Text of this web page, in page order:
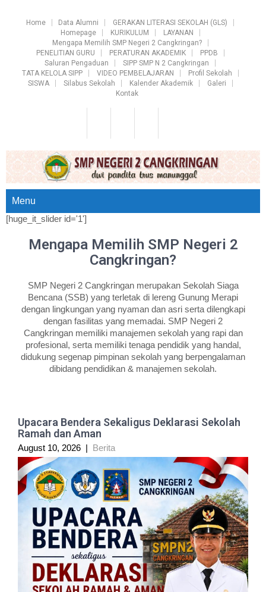
Home Data Alumni
GERAKAN LITERASI SEKOLAH (GLS)
Homepage
KURIKULUM
LAYANAN
Mengapa Memilih SMP Negeri 2 Cangkringan?
PENELITIAN GURU
PERATURAN AKADEMIK
PPDB
Saluran Pengaduan
SIPP SMP N 2 Cangkringan
TATA KELOLA SIPP
VIDEO PEMBELAJARAN
Profil Sekolah
SISWA
Silabus Sekolah Kalender Akademik
Galeri
Kontak
Menu
[huge_it_slider id='1']
Mengapa Memilih SMP Negeri 2
Cangkringan?
SMP Negeri 2 Cangkringan merupakan Sekolah Siaga
Bencana (SSB) yang terletak di lereng Gunung Merapi
dengan lingkungan yang nyaman dan asri serta dilengkapi
dengan fasilitas yang memadai. SMP Negeri 2
Cangkringan memiliki manajemen sekolah yang rapi dan
profesional, serta memiliki tenaga pendidik yang handal,
didukung segenap pimpinan sekolah yang berpengalaman
dibidang pendidikan & manajemen sekolah.
Upacara Bendera Sekaligus Deklarasi Sekolah
Ramah dan Aman
August 10, 2026 | Berita